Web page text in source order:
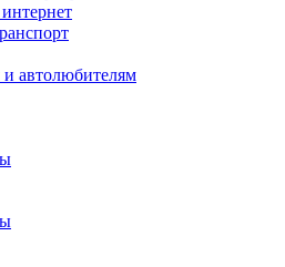
автолюбителям